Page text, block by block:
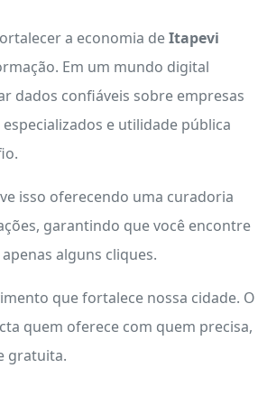
a economia deItapevi
Em um mundo digital
dados confiáveis sobre empresas
e utilidade pública
isso oferecendo uma curadoria
garantindo que você encontre
alguns cliques.
que fortalece nossa cidade. O
quem oferece com quem precisa,
gratuita.